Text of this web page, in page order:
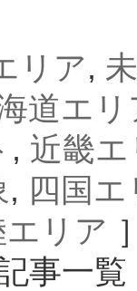
リア,
道エリ
, 近畿エ
, 四国エ
エリア ］
事一覧